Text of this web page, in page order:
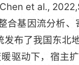
et al.,
合基因流分析
布了我国东北
驱动下，宿主